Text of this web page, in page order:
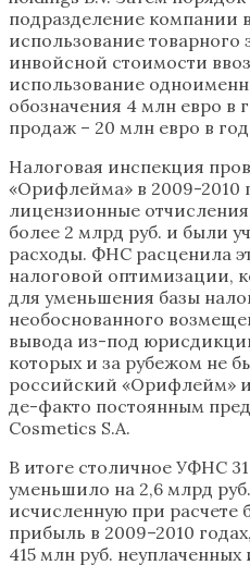
подразделение компании
использование товарного
инвойсной стоимости
использование
обозначения 4 млн евро в
продаж – 20 млн евро в
Налоговая инспекция
«Орифлейма» в 2009-2010
лицензионные
более 2 млрд руб. и были
расходы. ФНС расценила
налоговой оптимизации,
для уменьшения базы
необоснованного
вывода из-под
которых и за рубежом не
российский «Орифлейм»
де-факто постоянным
Cosmetics S.A.
В итоге столичное УФНС
уменьшило на 2,6 млрд
исчисленную при расчете
прибыль в 2009–2010
415 млн руб.